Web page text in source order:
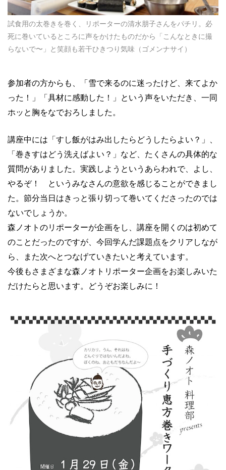
試食用の太巻きを巻く、リポーターの清水朋子さんをパチリ。必
死に巻いているところに声をかけたものだから「こんなときに撮
らないで〜」と笑顔も若干ひきつり気味（ゴメンナサイ）
参加者の方からも、「雪で来るのに迷ったけど、来てよか
った！」「具材に感動した！」という声をいただき、一同
ホッと胸をなでおろしました。
講座中には「すし飯がはみ出したらどうしたらよい？」、
「巻きすはどう洗えばよい？」など、たくさんの具体的な
質問がありました。実践しようというあらわれで、よし、
やるぞ！ というみなさんの意欲を感じることができまし
た。節分当日はきっと張り切って巻いてくださったのでは
ないでしょうか。
森ノオトのリポーターが企画をし、講座を開くのは初めて
のことだったのですが、今回学んだ課題点をクリアしなが
ら、また次へとつなげていきたいと考えています。
今後もさまざまな森ノオトリポーター企画をお楽しみいた
だけたらと思います。どうぞお楽しみに！